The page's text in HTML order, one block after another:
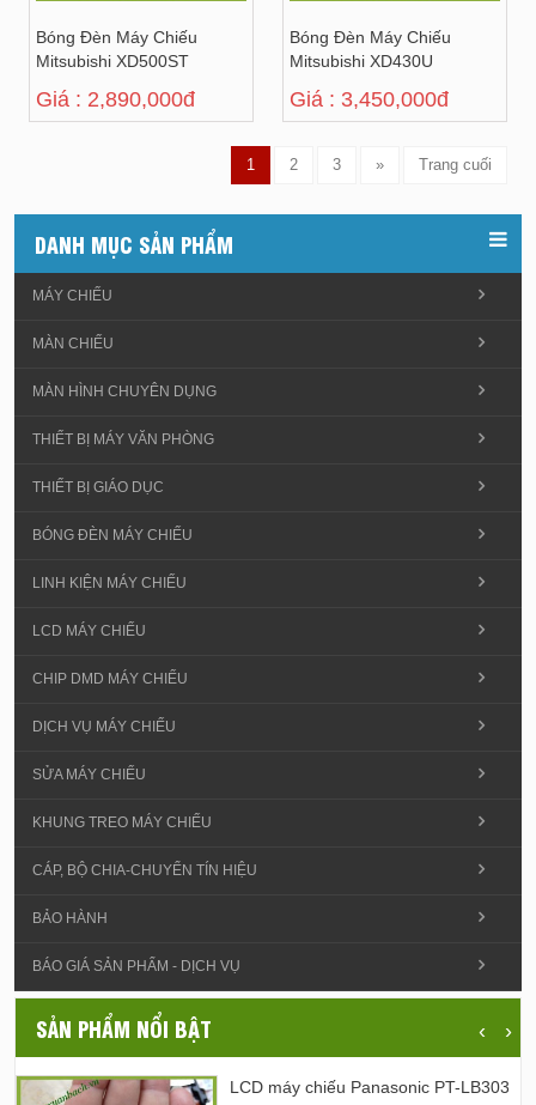
Bóng Đèn Máy Chiếu
Mitsubishi XD500ST
Giá : 2,890,000đ
Bóng Đèn Máy Chiếu
Mitsubishi XD430U
Giá : 3,450,000đ
1 2 3 » Trang cuối
DANH MỤC SẢN PHẨM
MÁY CHIẾU
MÀN CHIẾU
MÀN HÌNH CHUYÊN DỤNG
THIẾT BỊ MÁY VĂN PHÒNG
THIẾT BỊ GIÁO DỤC
BÓNG ĐÈN MÁY CHIẾU
LINH KIỆN MÁY CHIẾU
LCD MÁY CHIẾU
CHIP DMD MÁY CHIẾU
DỊCH VỤ MÁY CHIẾU
SỬA MÁY CHIẾU
KHUNG TREO MÁY CHIẾU
CÁP, BỘ CHIA-CHUYỂN TÍN HIỆU
BẢO HÀNH
BÁO GIÁ SẢN PHẨM - DỊCH VỤ
SẢN PHẨM NỔI BẬT ‹ ›
LCD máy chiếu Panasonic PT-LB303